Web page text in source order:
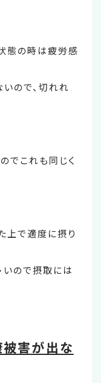
態の時は疲労感
ので、切れれ
でこれも同じく
上で適度に摂り
ので摂取には
被害が出な